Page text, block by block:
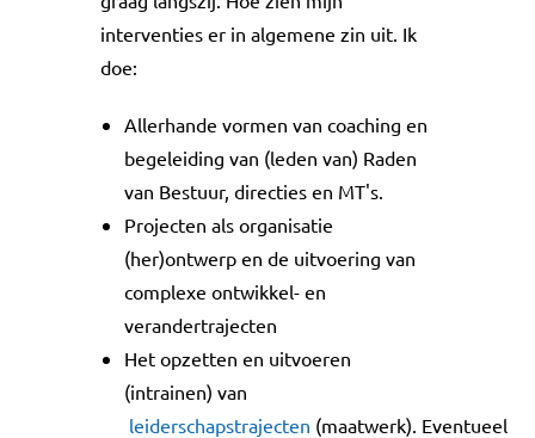
interventies er in algemene zin uit. Ik
doe:
Allerhande vormen van coaching en
begeleiding van (leden van) Raden
van Bestuur, directies en MT's.
Projecten als organisatie
(her)ontwerp en de uitvoering van
complexe ontwikkel- en
verandertrajecten
Het opzetten en uitvoeren
(intrainen) van
leiderschapstrajecten (maatwerk). Eventueel